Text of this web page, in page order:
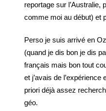
reportage sur l’Australie,
comme moi au début) et
Perso je suis arrivé en
(quand je dis bon je dis
français mais bon tout
et j’avais de
priori déjà assez
géo.